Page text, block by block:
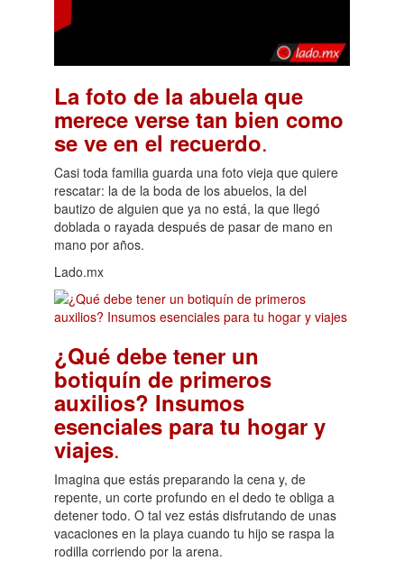
La foto de la abuela que
merece verse tan bien como
se ve en el recuerdo.
Casi toda familia guarda una foto vieja que quiere
rescatar: la de la boda de los abuelos, la del
bautizo de alguien que ya no está, la que llegó
doblada o rayada después de pasar de mano en
mano por años.
Lado.mx
¿Qué debe tener un
botiquín de primeros
auxilios? Insumos
esenciales para tu hogar y
viajes.
Imagina que estás preparando la cena y, de
repente, un corte profundo en el dedo te obliga a
detener todo. O tal vez estás disfrutando de unas
vacaciones en la playa cuando tu hijo se raspa la
rodilla corriendo por la arena.